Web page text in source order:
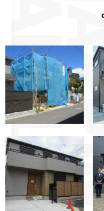
M様邸新築工事
Y様邸新築工事